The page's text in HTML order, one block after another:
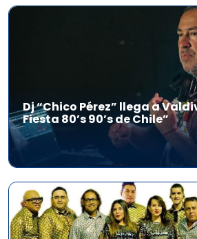
Dj “Chico Pérez” llega a
Fiesta 80’s 90’s de Chile”